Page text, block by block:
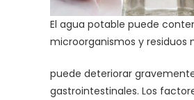
El agua potable puede
microorganismos y residuos
puede deteriorar
gastrointestinales. Los